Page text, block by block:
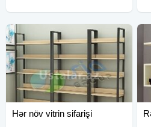
Hər növ vitrin sifarişi